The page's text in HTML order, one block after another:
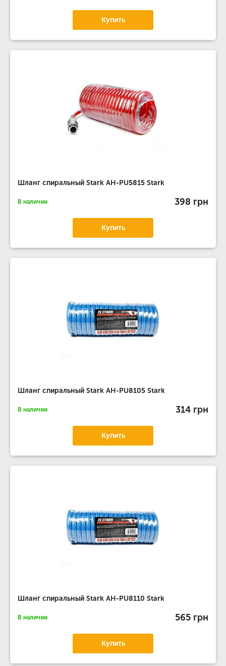
Купить
Шланг спиральный Stark AH-PU5815 Stark
В наличии 398 грн
Купить
Шланг спиральный Stark AH-PU8105 Stark
В наличии 314 грн
Купить
Шланг спиральный Stark AH-PU8110 Stark
В наличии 565 грн
Купить